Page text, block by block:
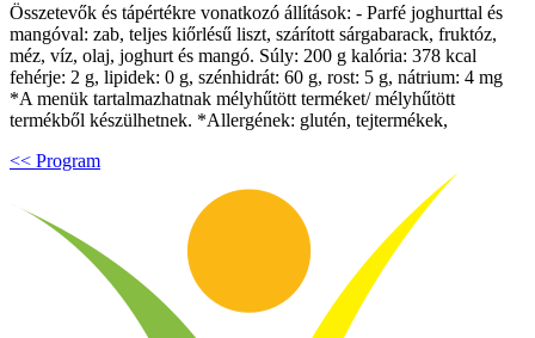
Összetevők és tápértékre vonatkozó állítások: - Parfé joghurttal és
mangóval: zab, teljes kiőrlésű liszt, szárított sárgabarack, fruktóz,
méz, víz, olaj, joghurt és mangó. Súly: 200 g kalória: 378 kcal
fehérje: 2 g, lipidek: 0 g, szénhidrát: 60 g, rost: 5 g, nátrium: 4 mg
*A menük tartalmazhatnak mélyhűtött terméket/ mélyhűtött
termékből készülhetnek. *Allergének: glutén, tejtermékek,
<< Program